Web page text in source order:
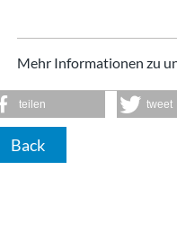
Mehr Informationen zu
teilen tweet
Back